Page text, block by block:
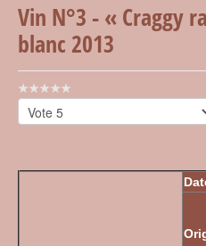
Vin N°3 - « Craggy
blanc 2013
Vote
utilisateur:
Veuillez
voter